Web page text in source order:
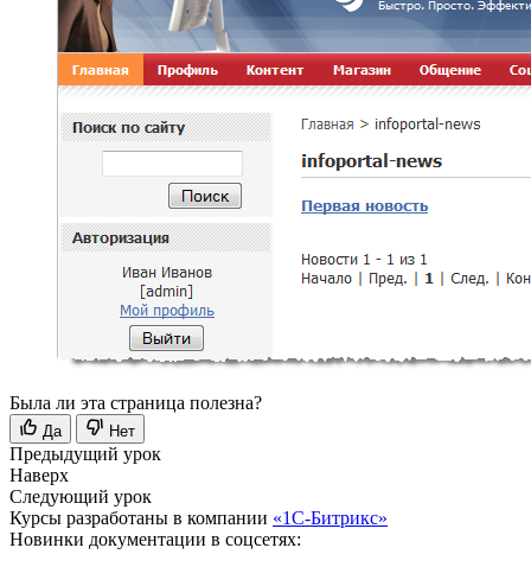
Была ли эта страница полезна?
Да Нет
Предыдущий урок
Наверх
Следующий урок
Курсы разработаны в компании «1С-Битрикс»
Новинки документации в соцсетях: